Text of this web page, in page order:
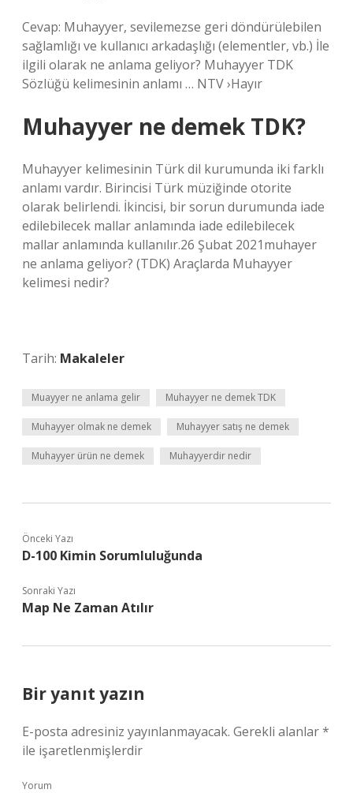
Cevap: Muhayyer, sevilemezse geri döndürülebilen
sağlamlığı ve kullanıcı arkadaşlığı (elementler, vb.) İle
ilgili olarak ne anlama geliyor? Muhayyer TDK
Sözlüğü kelimesinin anlamı … NTV ›Hayır
Muhayyer ne demek TDK?
Muhayyer kelimesinin Türk dil kurumunda iki farklı
anlamı vardır. Birincisi Türk müziğinde otorite
olarak belirlendi. İkincisi, bir sorun durumunda iade
edilebilecek mallar anlamında iade edilebilecek
mallar anlamında kullanılır.26 Şubat 2021muhayer
ne anlama geliyor? (TDK) Araçlarda Muhayyer
kelimesi nedir?
Tarih: Makaleler
Muayyer ne anlama gelir Muhayyer ne demek TDK
Muhayyer olmak ne demek Muhayyer satış ne demek
Muhayyer ürün ne demek Muhayyerdir nedir
Önceki Yazı
D-100 Kimin Sorumluluğunda
Sonraki Yazı
Map Ne Zaman Atılır
Bir yanıt yazın
E-posta adresiniz yayınlanmayacak. Gerekli alanlar*
ile işaretlenmişlerdir
Yorum